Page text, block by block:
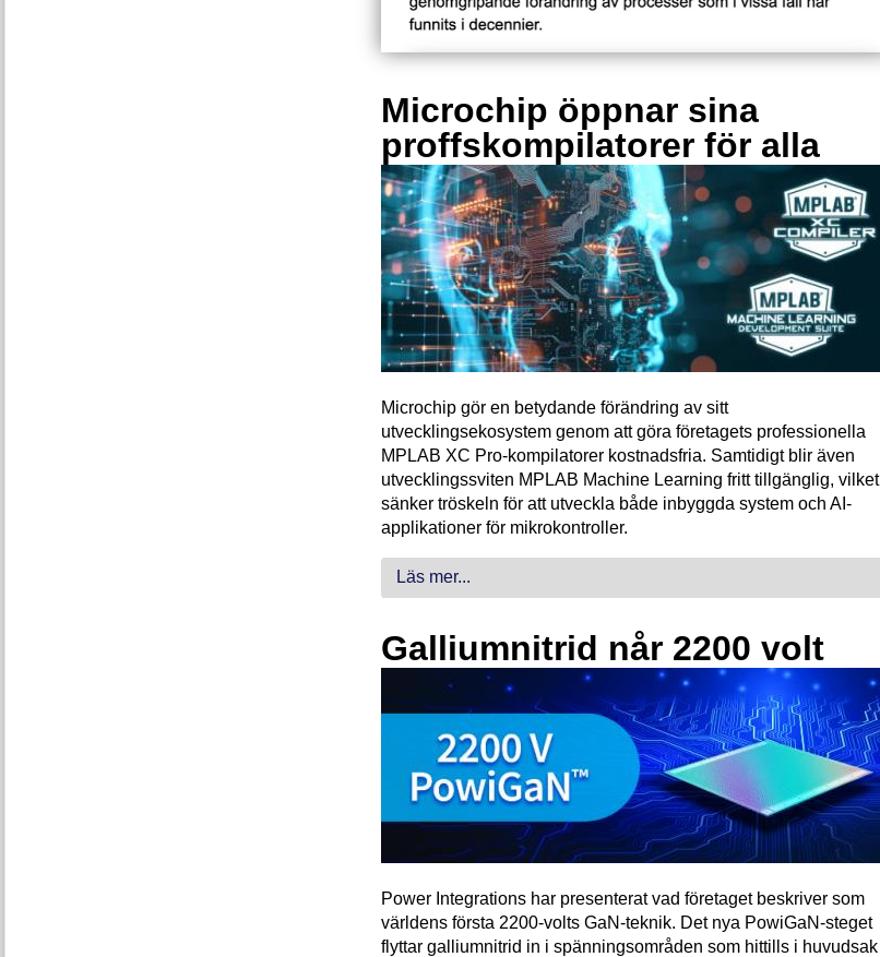
Microchip öppnar sina
proffskompilatorer för alla
Microchip gör en betydande förändring av sitt
utvecklingsekosystem genom att göra företagets professionella
MPLAB XC Pro-kompilatorer kostnadsfria. Samtidigt blir även
utvecklingssviten MPLAB Machine Learning fritt tillgänglig, vilket
sänker tröskeln för att utveckla både inbyggda system och AI-
applikationer för mikrokontroller.
Läs mer...
Galliumnitrid når 2200 volt
Power Integrations har presenterat vad företaget beskriver som
världens första 2200-volts GaN-teknik. Det nya PowiGaN-steget
flyttar galliumnitrid in i spänningsområden som hittills i huvudsak